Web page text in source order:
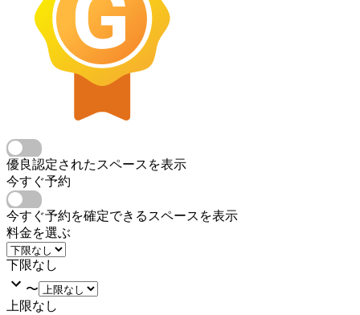
優良認定されたスペースを表示
今すぐ予約
今すぐ予約を確定できるスペースを表示
料金を選ぶ
下限なし
〜
上限なし